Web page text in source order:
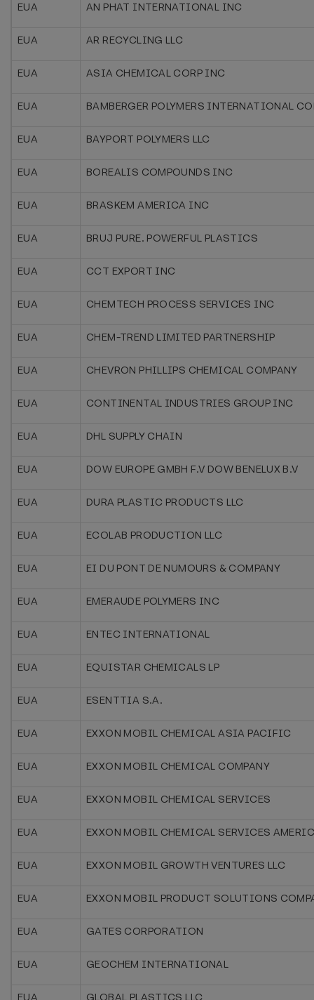
EUA AN PHAT INTERNATIONAL INC
EUA AR RECYCLING LLC
EUA ASIA CHEMICAL CORP INC
EUA BAMBERGER POLYMERS INTERNATIONAL
EUA BAYPORT POLYMERS LLC
EUA BOREALIS COMPOUNDS INC
EUA BRASKEM AMERICA INC
EUA BRUJ PURE. POWERFUL PLASTICS
EUA CCT EXPORT INC
EUA CHEMTECH PROCESS SERVICES INC
EUA CHEM-TREND LIMITED PARTNERSHIP
EUA CHEVRON PHILLIPS CHEMICAL COMPANY
EUA CONTINENTAL INDUSTRIES GROUP INC
EUA DHL SUPPLY CHAIN
EUA DOW EUROPE GMBH F.V DOW BENELUX B.V
EUA DURA PLASTIC PRODUCTS LLC
EUA ECOLAB PRODUCTION LLC
EUA EI DU PONT DE NUMOURS & COMPANY
EUA EMERAUDE POLYMERS INC
EUA ENTEC INTERNATIONAL
EUA EQUISTAR CHEMICALS LP
EUA ESENTTIA S.A.
EUA EXXON MOBIL CHEMICAL ASIA PACIFIC
EUA EXXON MOBIL CHEMICAL COMPANY
EUA EXXON MOBIL CHEMICAL SERVICES
EUA EXXON MOBIL CHEMICAL SERVICES
EUA EXXON MOBIL GROWTH VENTURES LLC
EUA EXXON MOBIL PRODUCT SOLUTIONS
EUA GATES CORPORATION
EUA GEOCHEM INTERNATIONAL